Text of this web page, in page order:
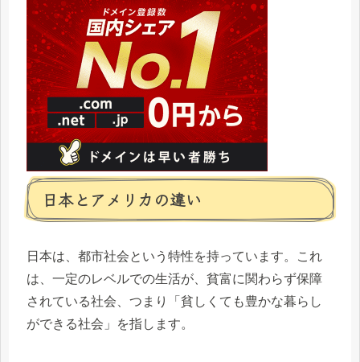
日本とアメリカの違い
日本は、都市社会という特性を持っています。これ
は、一定のレベルでの生活が、貧富に関わらず保障
されている社会、つまり「貧しくても豊かな暮らし
ができる社会」を指します。